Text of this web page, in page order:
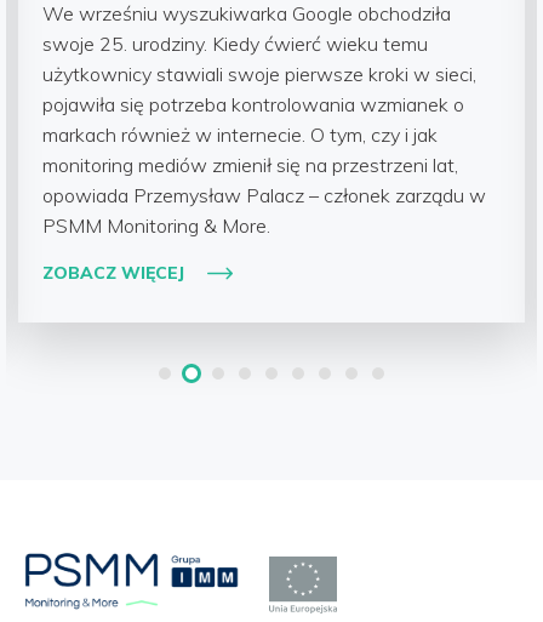
We wrześniu wyszukiwarka Google obchodziła
swoje 25. urodziny. Kiedy ćwierć wieku temu
użytkownicy stawiali swoje pierwsze kroki w sieci,
pojawiła się potrzeba kontrolowania wzmianek o
markach również w internecie. O tym, czy i jak
monitoring mediów zmienił się na przestrzeni lat,
opowiada Przemysław Palacz – członek zarządu w
PSMM Monitoring & More.
ZOBACZ WIĘCEJ